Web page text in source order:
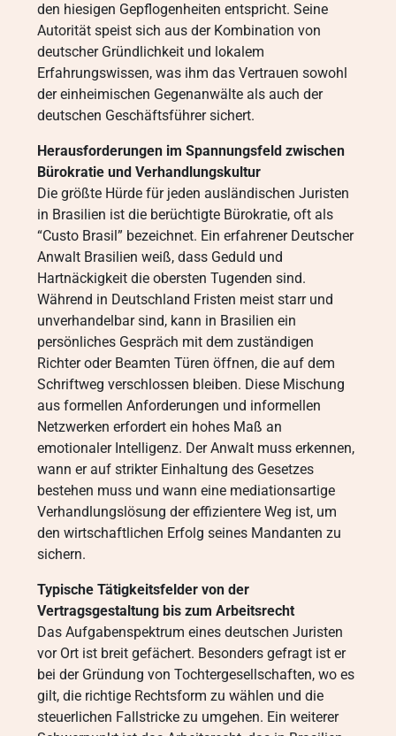
den hiesigen Gepflogenheiten entspricht. Seine
Autorität speist sich aus der Kombination von
deutscher Gründlichkeit und lokalem
Erfahrungswissen, was ihm das Vertrauen sowohl
der einheimischen Gegenanwälte als auch der
deutschen Geschäftsführer sichert.
Herausforderungen im Spannungsfeld zwischen
Bürokratie und Verhandlungskultur
Die größte Hürde für jeden ausländischen Juristen
in Brasilien ist die berüchtigte Bürokratie, oft als
“Custo Brasil” bezeichnet. Ein erfahrener Deutscher
Anwalt Brasilien weiß, dass Geduld und
Hartnäckigkeit die obersten Tugenden sind.
Während in Deutschland Fristen meist starr und
unverhandelbar sind, kann in Brasilien ein
persönliches Gespräch mit dem zuständigen
Richter oder Beamten Türen öffnen, die auf dem
Schriftweg verschlossen bleiben. Diese Mischung
aus formellen Anforderungen und informellen
Netzwerken erfordert ein hohes Maß an
emotionaler Intelligenz. Der Anwalt muss erkennen,
wann er auf strikter Einhaltung des Gesetzes
bestehen muss und wann eine mediationsartige
Verhandlungslösung der effizientere Weg ist, um
den wirtschaftlichen Erfolg seines Mandanten zu
sichern.
Typische Tätigkeitsfelder von der
Vertragsgestaltung bis zum Arbeitsrecht
Das Aufgabenspektrum eines deutschen Juristen
vor Ort ist breit gefächert. Besonders gefragt ist er
bei der Gründung von Tochtergesellschaften, wo es
gilt, die richtige Rechtsform zu wählen und die
steuerlichen Fallstricke zu umgehen. Ein weiterer